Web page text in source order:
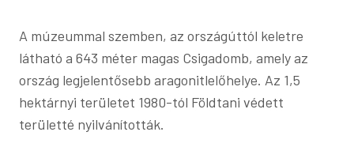
A múzeummal szemben, az országúttól keletre
látható a 643 méter magas Csigadomb, amely az
ország legjelentősebb aragonitlelőhelye. Az 1,5
hektárnyi területet 1980-tól Földtani védett
területté nyilvánították.